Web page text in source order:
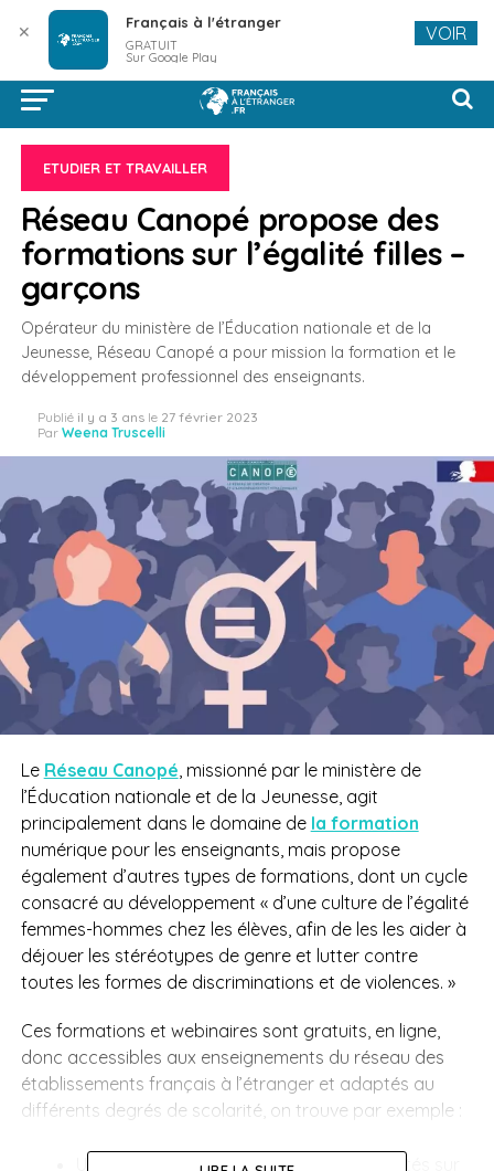
ETUDIER ET TRAVAILLER
Réseau Canopé propose des
formations sur l’égalité filles –
garçons
Opérateur du ministère de l’Éducation nationale et de la
Jeunesse, Réseau Canopé a pour mission la formation et le
développement professionnel des enseignants.
Publié il y a 3 ans le 27 février 2023
Par Weena Truscelli
Le Réseau Canopé , missionné par le ministère de
l’Éducation nationale et de la Jeunesse, agit
principalement dans le domaine de la formation
numérique pour les enseignants, mais propose
également d’autres types de formations, dont un cycle
consacré au développement « d’une culture de l’égalité
femmes-hommes chez les élèves, afin de les les aider à
déjouer les stéréotypes de genre et lutter contre
toutes les formes de discriminations et de violences. »
Ces formations et webinaires sont gratuits, en ligne,
donc accessibles aux enseignements du réseau des
établissements français à l’étranger et adaptés au
différents degrés de scolarité, on trouve par exemple :
Une aide pour mettre en place des activités sur
✕ Français à l'étranger
GRATUIT
Sur Google Play
VOIR